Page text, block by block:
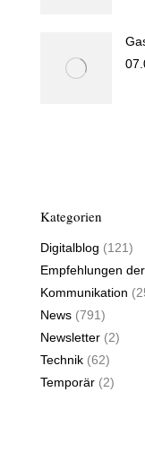
Kategorien
Digitalblog (121)
Empfehlungen
Kommunikation
News (791)
Newsletter (2)
Technik (62)
Temporär (2)